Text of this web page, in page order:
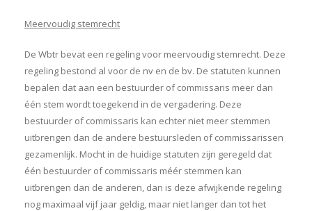
Meervoudig stemrecht
De Wbtr bevat een regeling voor meervoudig stemrecht. Deze
regeling bestond al voor de nv en de bv. De statuten kunnen
bepalen dat aan een bestuurder of commissaris meer dan
één stem wordt toegekend in de vergadering. Deze
bestuurder of commissaris kan echter niet meer stemmen
uitbrengen dan de andere bestuursleden of commissarissen
gezamenlijk. Mocht in de huidige statuten zijn geregeld dat
één bestuurder of commissaris méér stemmen kan
uitbrengen dan de anderen, dan is deze afwijkende regeling
nog maximaal vijf jaar geldig, maar niet langer dan tot het